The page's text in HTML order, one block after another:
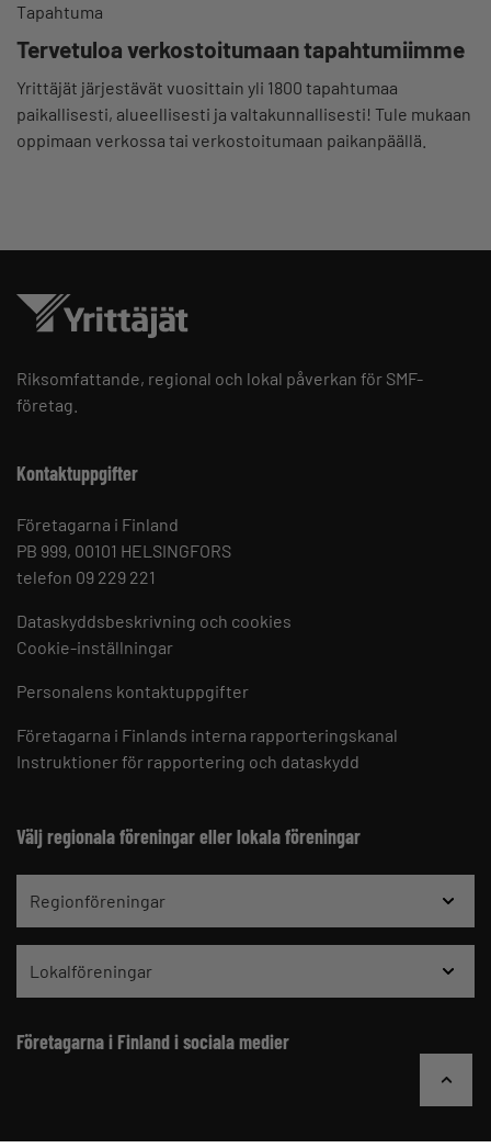
Tapahtuma
Tervetuloa verkostoitumaan tapahtumiimme
Yrittäjät järjestävät vuosittain yli 1800 tapahtumaa
paikallisesti, alueellisesti ja valtakunnallisesti! Tule mukaan
oppimaan verkossa tai verkostoitumaan paikanpäällä.
Riksomfattande, regional och lokal påverkan för SMF-
företag.
Kontaktuppgifter
Företagarna i Finland
PB 999, 00101 HELSINGFORS
telefon 09 229 221
Dataskyddsbeskrivning och cookies
Cookie-inställningar
Personalens kontaktuppgifter
Företagarna i Finlands interna rapporteringskanal
Instruktioner för rapportering och dataskydd
Välj regionala föreningar eller lokala föreningar
Regionföreningar
Lokalföreningar
Företagarna i Finland i sociala medier